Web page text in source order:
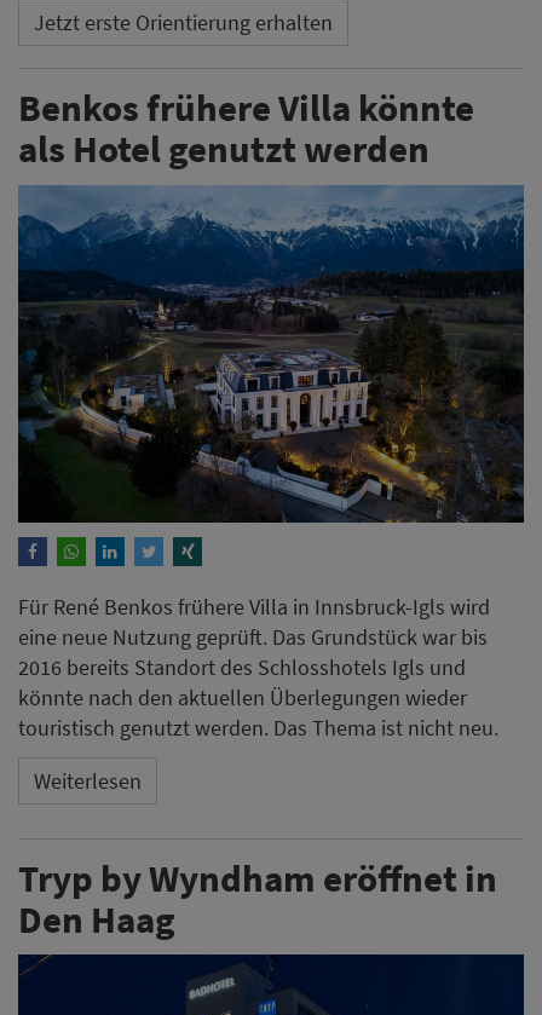
Jetzt erste Orientierung erhalten
Benkos frühere Villa könnte
als Hotel genutzt werden
Für René Benkos frühere Villa in Innsbruck-Igls wird
eine neue Nutzung geprüft. Das Grundstück war bis
2016 bereits Standort des Schlosshotels Igls und
könnte nach den aktuellen Überlegungen wieder
touristisch genutzt werden. Das Thema ist nicht neu.
Weiterlesen
Tryp by Wyndham eröffnet in
Den Haag